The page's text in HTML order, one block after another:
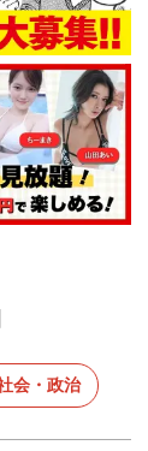
会・政治